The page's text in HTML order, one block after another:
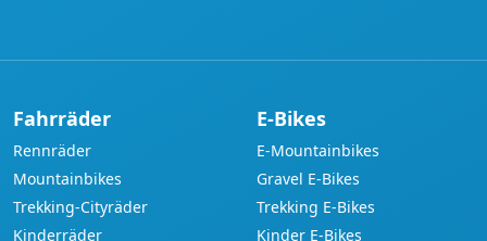
Fahrräder
Rennräder
Mountainbikes
Trekking-Cityräder
Kinderräder
E-Bikes
E-Mountainbikes
Gravel E-Bikes
Trekking E-Bikes
Kinder E-Bikes